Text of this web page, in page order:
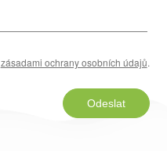
zásadami ochrany osobních údajů.
Odeslat